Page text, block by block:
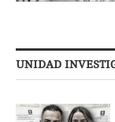
UNIDAD